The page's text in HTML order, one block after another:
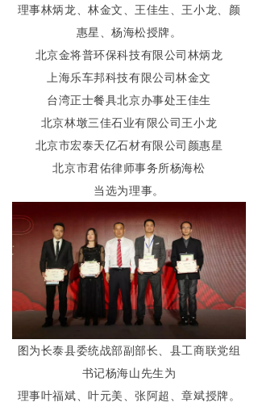
理事林炳龙、林金文、王佳生、王小龙、颜
惠星、杨海松授牌。
北京金将普环保科技有限公司林炳龙
上海乐车邦科技有限公司林金文
台湾正士餐具北京办事处王佳生
北京林墩三佳石业有限公司王小龙
北京市宏泰天亿石材有限公司颜惠星
北京市君佑律师事务所杨海松
当选为理事。
图为长泰县委统战部副部长、县工商联党组
书记杨海山先生为
理事叶福斌、叶元美、张阿超、章斌授牌。